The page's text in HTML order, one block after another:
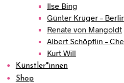
Ilse Bing
Günter Krüger –
Renate von Mangoldt
Albert Schöpflin –
Kurt Will
Künstler*innen
Shop